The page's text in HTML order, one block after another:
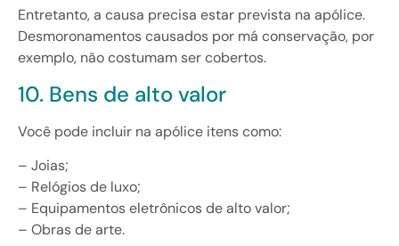
Entretanto, a causa precisa estar prevista na apólice.
Desmoronamentos causados por má conservação, por
exemplo, não costumam ser cobertos.
10. Bens de alto valor
Você pode incluir na apólice itens como:
– Joias;
– Relógios de luxo;
– Equipamentos eletrônicos de alto valor;
– Obras de arte.